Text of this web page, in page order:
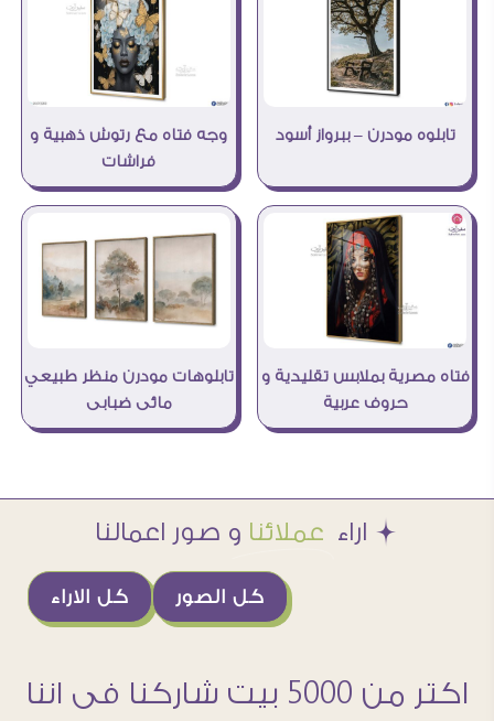
تابلوه مودرن – ببرواز أسود
وجه فتاه مع رتوش ذهبية و
فراشات
فتاه مصرية بملابس تقليدية و
حروف عربية
تابلوهات مودرن منظر طبيعي
مائى ضبابى
Æ اراء عملائنا و صور اعمالنا
كل الاراء كل الصور
اكتر من 5000 بيت شاركنا فى اننا